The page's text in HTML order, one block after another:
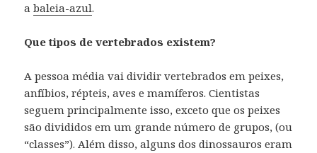
abaleia-azul.
Que tipos de vertebrados existem?
A pessoa média vai dividir vertebrados em peixes,
anfíbios, répteis, aves e mamíferos.Cientistas
seguem principalmente isso, exceto que os peixes
são divididos em um grande número de grupos, (ou
“classes”).Além disso, alguns dos dinossauros eram